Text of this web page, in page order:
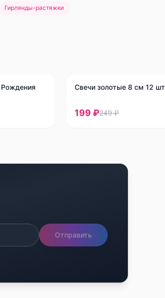
Гирлянды-растяжки
-20%
Свечи золотые 8 см 12 шт
199 ₽249 ₽
Отправить